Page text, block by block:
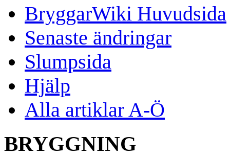
BryggarWiki Huvudsida
Senaste ändringar
Slumpsida
Hjälp
Alla artiklar A-Ö
BRYGGNING